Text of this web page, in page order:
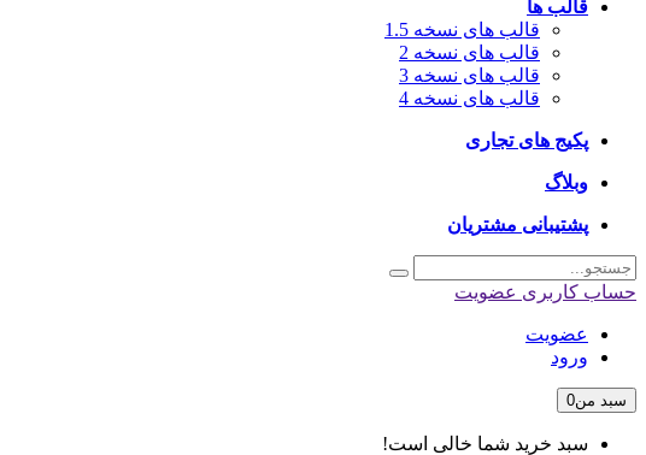
قالب ها
قالب های نسخه 1.5
قالب های نسخه 2
قالب های نسخه 3
قالب های نسخه 4
پکیج های تجاری
وبلاگ
پشتیبانی مشتریان
حساب کاربری عضویت
عضویت
ورود
سبد من0
سبد خرید شما خالی است!